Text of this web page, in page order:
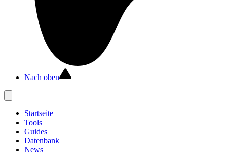
Nach oben
Startseite
Tools
Guides
Datenbank
News